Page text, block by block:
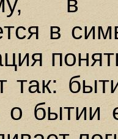
в
так:
бытии